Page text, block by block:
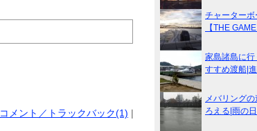
コメント／トラックバック(1) |
チャーターボ
【THE
家島諸島に行
すすめ渡船|
メバリング
ろえる|雨の